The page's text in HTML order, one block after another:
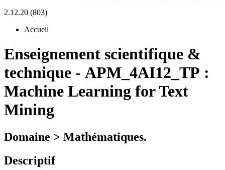
2.12.20 (803)
Accueil
Enseignement scientifique &
technique - APM_4AI12_TP :
Machine Learning for Text
Mining
Domaine > Mathématiques.
Descriptif